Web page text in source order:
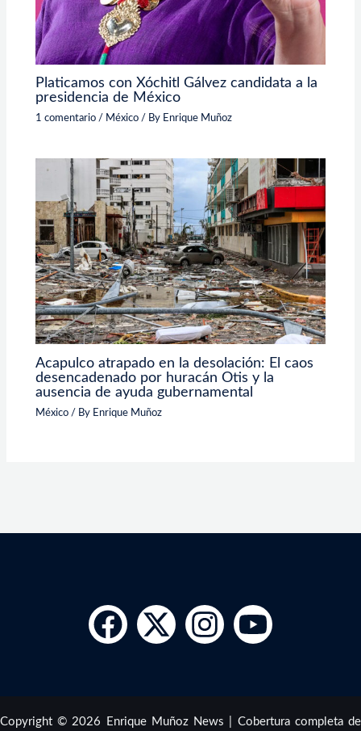
Platicamos con Xóchitl Gálvez candidata a la
presidencia de México
1 comentario / México / By Enrique Muñoz
Acapulco atrapado en la desolación: El caos
desencadenado por huracán Otis y la
ausencia de ayuda gubernamental
México / By Enrique Muñoz
Copyright © 2026 Enrique Muñoz News | Cobertura completa de